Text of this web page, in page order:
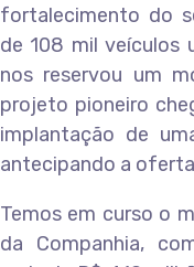
fortalecimento do
de 108 mil veículos
nos reservou um
projeto pioneiro
implantação de
antecipando a
Temos em curso o
da Companhia,